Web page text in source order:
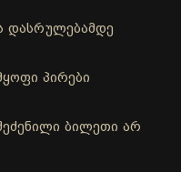
დასრულებამდე
პირები
ბილეთი არ